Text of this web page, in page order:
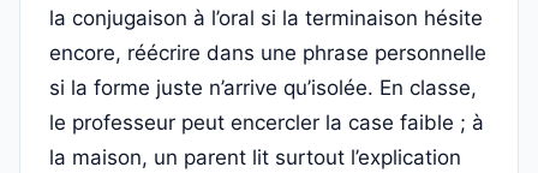
la conjugaison à l’oral si la terminaison hésite
encore, réécrire dans une phrase personnelle
si la forme juste n’arrive qu’isolée. En classe,
le professeur peut encercler la case faible ; à
la maison, un parent lit surtout l’explication